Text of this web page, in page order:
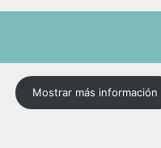
Mostrar más información